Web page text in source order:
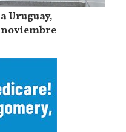
Uruguay,